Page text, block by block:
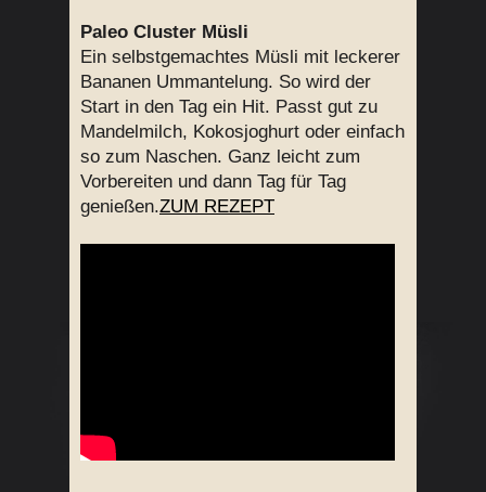
Paleo Cluster Müsli
Ein selbstgemachtes Müsli mit leckerer
Bananen Ummantelung. So wird der
Start in den Tag ein Hit. Passt gut zu
Mandelmilch, Kokosjoghurt oder einfach
so zum Naschen. Ganz leicht zum
Vorbereiten und dann Tag für Tag
genießen.ZUM REZEPT